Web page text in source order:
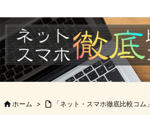
ホーム >  「ネット・スマホ徹底比較コム